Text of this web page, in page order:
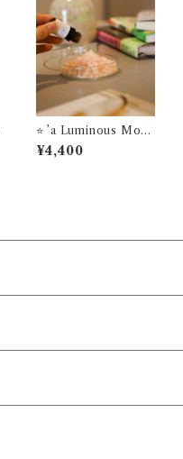
⭐️ ’a Luminous Morn
ing’ アロマソルトデ
ィフューザー STYL
¥4,400